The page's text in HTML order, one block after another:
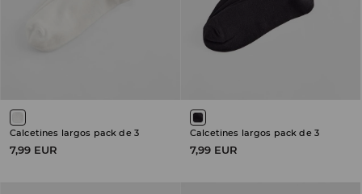
Calcetines largos pack de 3
7,99 EUR
Calcetines largos pack de 3
7,99 EUR